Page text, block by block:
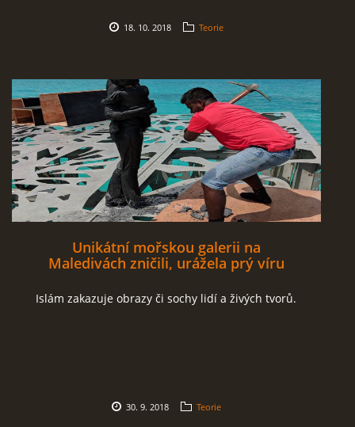
18. 10. 2018 Teorie
Unikátní mořskou galerii na
Maledivách zničili, urážela prý víru
Islám zakazuje obrazy či sochy lidí a živých tvorů.
30. 9. 2018 Teorie